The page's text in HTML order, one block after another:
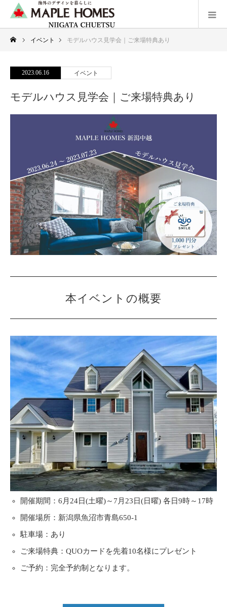
イベント モデルハウス見学会｜ご来場特典あり
2023.06.16 イベント
モデルハウス見学会｜ご来場特典あり
本イベントの概要
開催期間：6月24日(土曜)～7月23日(日曜) 各日9時～17時
開催場所：新潟県魚沼市青島650-1
駐車場：あり
ご来場特典：QUOカードを先着10名様にプレゼント
ご予約：完全予約制となります。